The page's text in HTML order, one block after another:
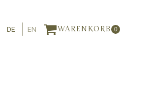
DE EN WARENKORB 0